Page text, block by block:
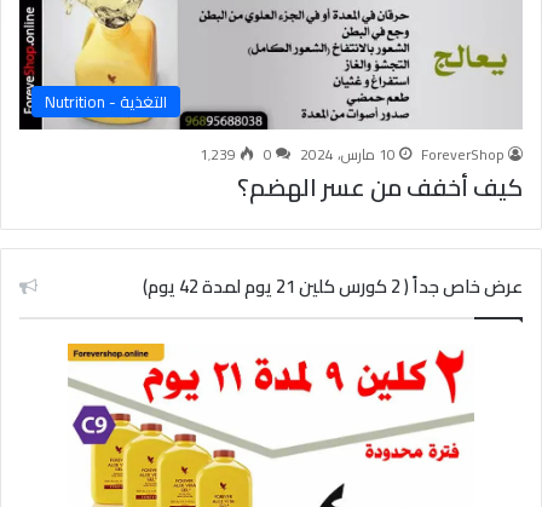
التغذية - Nutrition
ForeverShop 10 مارس، 2024 0 1٬239
كيف أخفف من عسر الهضم؟
عرض خاص جداً ( 2 كورس كلين 21 يوم لمدة 42 يوم)